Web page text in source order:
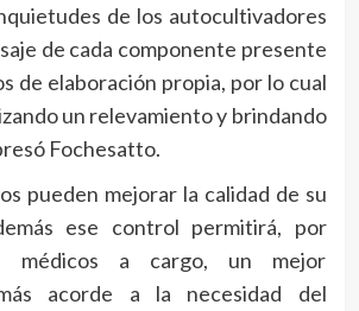
de los autocultivadores
de cada componente presente
de elaboración propia, por lo cual
un relevamiento y brindando
Fochesatto.
pueden mejorar la calidad de su
ese control permitirá, por
médicos a cargo, un mejor
acorde a la necesidad del